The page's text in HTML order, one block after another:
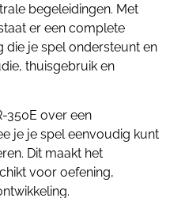
begeleidingen. Met
er een complete
die je spel ondersteunt en
thuisgebruik en
350E over een
je je spel eenvoudig kunt
Dit maakt het
voor oefening,